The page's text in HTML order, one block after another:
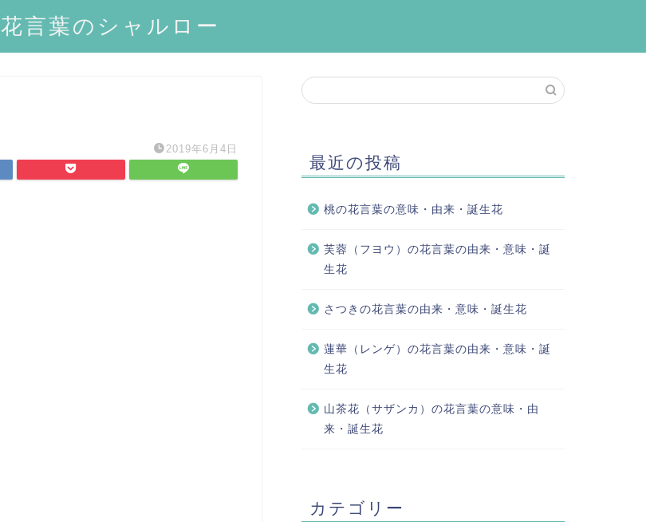
花言葉のシャルロー
2019年6月4日
最近の投稿
桃の花言葉の意味・由来・誕生花
芙蓉（フヨウ）の花言葉の由来・意味・誕
生花
さつきの花言葉の由来・意味・誕生花
蓮華（レンゲ）の花言葉の由来・意味・誕
生花
山茶花（サザンカ）の花言葉の意味・由
来・誕生花
カテゴリー